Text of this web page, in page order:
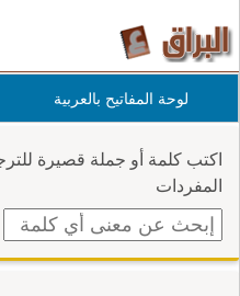
لوحة المفاتيح بالعربية
اكتب كلمة أو جملة قصيرة
المفردات